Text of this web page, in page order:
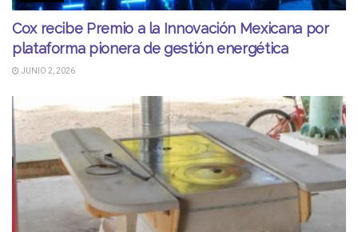
Cox recibe Premio a la Innovación Mexicana por
plataforma pionera de gestión energética
JUNIO 2, 2026